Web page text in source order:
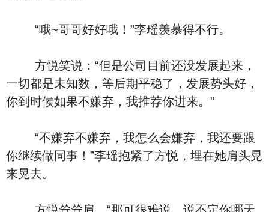
“哦~哥哥好好哦！”李瑶羡慕得不行。
方悦笑说：“但是公司目前还没发展起来，
一切都是未知数，等后期平稳了，发展势头好，
你到时候如果不嫌弃，我推荐你进来。”
“不嫌弃不嫌弃，我怎么会嫌弃，我还要跟
你继续做同事！”李瑶抱紧了方悦，埋在她肩头晃
来晃去。